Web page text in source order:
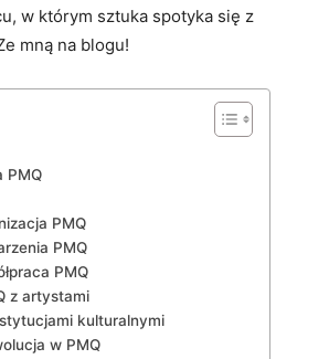
w którym sztuka ⁤spotyka się z
mną ‍na blogu!
PMQ
PMQ
PMQ
PMQ
z ⁢artystami
kulturalnymi
w PMQ